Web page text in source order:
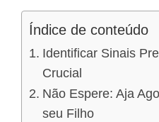
Índice de conteúdo
Identificar Sinais
Crucial
Não Espere: Aja
seu Filho